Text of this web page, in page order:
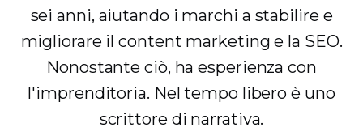
sei anni, aiutando i marchi a stabilire e
migliorare il content marketing e la SEO.
Nonostante ciò, ha esperienza con
l'imprenditoria. Nel tempo libero è uno
scrittore di narrativa.